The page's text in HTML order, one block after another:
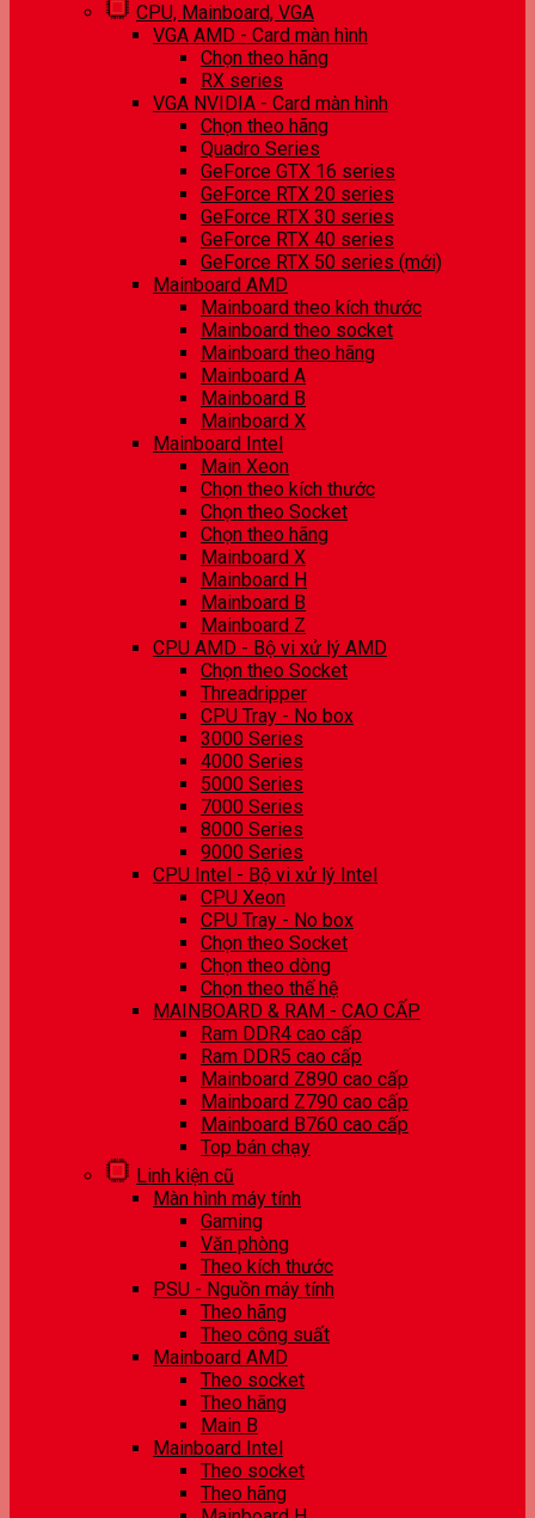
CPU, Mainboard, VGA
VGA AMD - Card màn hình
Chọn theo hãng
RX series
VGA NVIDIA - Card màn hình
Chọn theo hãng
Quadro Series
GeForce GTX 16 series
GeForce RTX 20 series
GeForce RTX 30 series
GeForce RTX 40 series
GeForce RTX 50 series (mới)
Mainboard AMD
Mainboard theo kích thước
Mainboard theo socket
Mainboard theo hãng
Mainboard A
Mainboard B
Mainboard X
Mainboard Intel
Main Xeon
Chọn theo kích thước
Chọn theo Socket
Chọn theo hãng
Mainboard X
Mainboard H
Mainboard B
Mainboard Z
CPU AMD - Bộ vi xử lý AMD
Chọn theo Socket
Threadripper
CPU Tray - No box
3000 Series
4000 Series
5000 Series
7000 Series
8000 Series
9000 Series
CPU Intel - Bộ vi xử lý Intel
CPU Xeon
CPU Tray - No box
Chọn theo Socket
Chọn theo dòng
Chọn theo thế hệ
MAINBOARD & RAM - CAO CẤP
Ram DDR4 cao cấp
Ram DDR5 cao cấp
Mainboard Z890 cao cấp
Mainboard Z790 cao cấp
Mainboard B760 cao cấp
Top bán chạy
Linh kiện cũ
Màn hình máy tính
Gaming
Văn phòng
Theo kích thước
PSU - Nguồn máy tính
Theo hãng
Theo công suất
Mainboard AMD
Theo socket
Theo hãng
Main B
Mainboard Intel
Theo socket
Theo hãng